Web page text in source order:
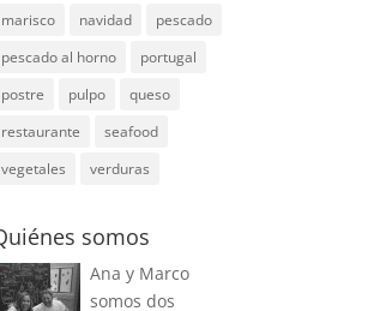
marisco
navidad
pescado
pescado al horno
portugal
postre
pulpo
queso
restaurante
seafood
vegetales
verduras
somos
Ana y Marco
somos dos